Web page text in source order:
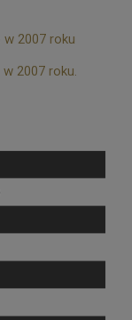
2007 roku
2007 roku.